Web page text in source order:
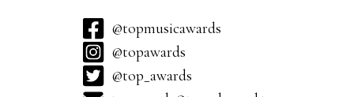
@topmusicawards
@topawards
@top_awards